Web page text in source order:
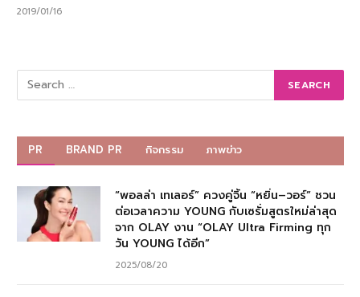
2019/01/16
PR BRAND PR กิจกรรม ภาพข่าว
“พอลล่า เทเลอร์” ควงคู่จิ้น “หยิ่น–วอร์” ชวน
ต่อเวลาความ YOUNG กับเซรั่มสูตรใหม่ล่าสุด
จาก OLAY งาน “OLAY Ultra Firming ทุก
วัน YOUNG ได้อีก”
2025/08/20